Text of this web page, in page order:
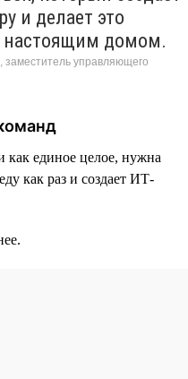
и делает это
настоящим домом.
управляющего
как единое целое, нужна
как раз и создает ИТ-